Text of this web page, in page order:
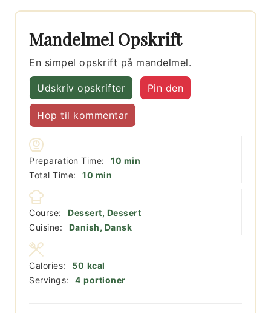
Mandelmel Opskrift
En simpel opskrift på mandelmel.
Udskriv opskrifter Pin den
Hop til kommentar
Preparation Time: 10 minutter
min
Total Time:
10 minutter
min
Course:
Dessert, Dessert
Cuisine:
Danish, Dansk
Servings: 4 portioner
Calories: 50 kcal